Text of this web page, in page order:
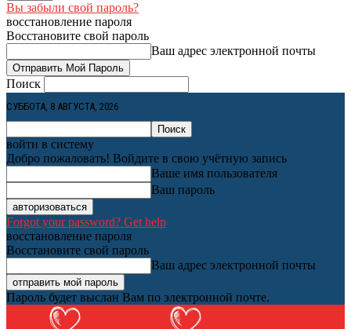
Вы забыли свой пароль?
восстановление пароля
Восстановите свой пароль
Ваш адрес электронной почты
Поиск
СУББОТА, 8 АВГУСТА, 2026
войти в систему
Добро пожаловать! Войдите в свою учётную запись
Ваше имя пользователя
Ваш пароль
Forgot your password? Get help
восстановление пароля
Восстановите свой пароль
Ваш адрес электронной почты
Пароль будет выслан Вам по электронной почте.